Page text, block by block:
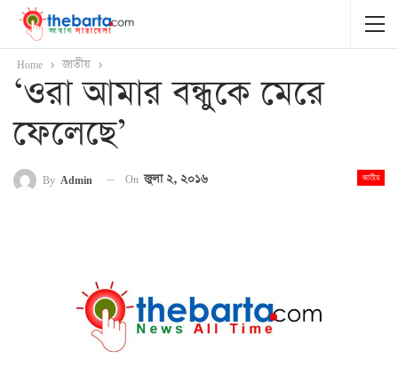
Home জাতীয়
‘ওরা আমার বন্ধুকে মেরে
ফেলেছে’
জাতীয়
By Admin On জুলা ২, ২০১৬